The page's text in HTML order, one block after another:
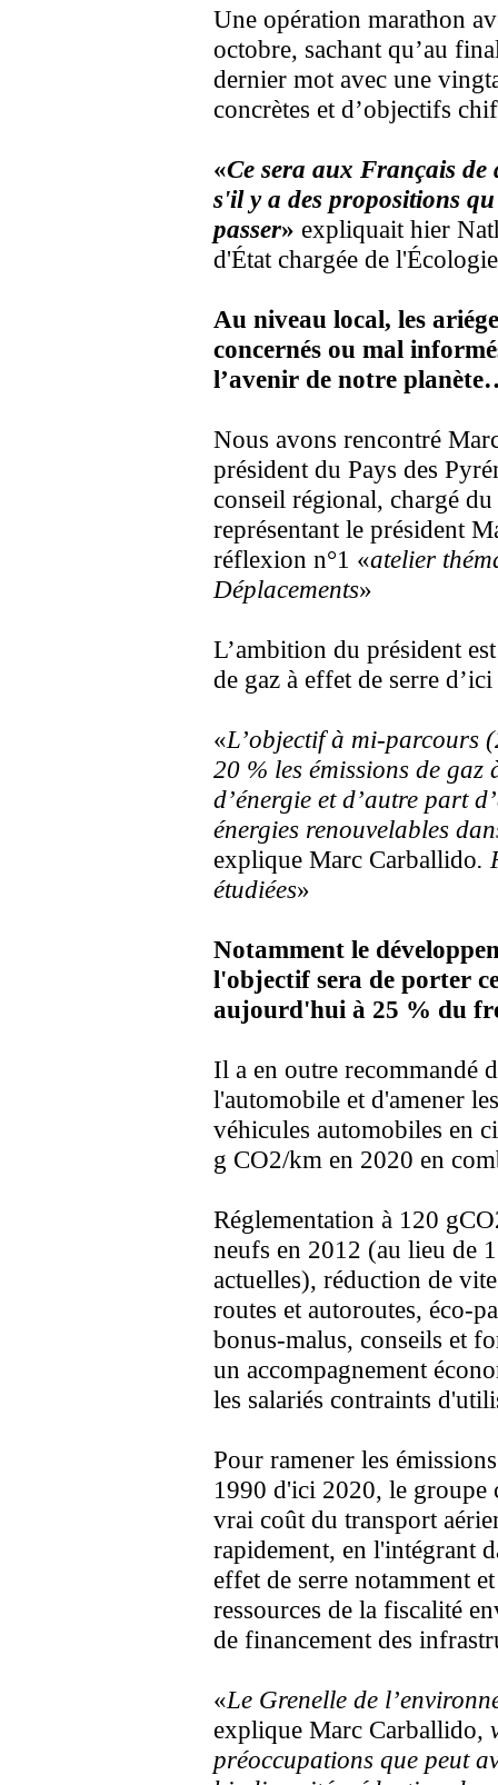
Une opération marathon
octobre, sachant qu’au
dernier mot avec une
concrètes et d’objectifs
«Ce sera aux Français
s'il y a des propositions
passer» expliquait hier
d'État chargée de
Au niveau local, les
concernés ou mal
l’avenir de notre
Nous avons rencontré
président du Pays des
conseil régional, chargé
représentant le président
réflexion n°1 «atelier
Déplacements»
L’ambition du président
de gaz à effet de serre
«L’objectif à mi-parcours
20 % les émissions de
d’énergie et d’autre part
énergies renouvelables
explique Marc Carballido.
étudiées»
Notamment le
l'objectif sera de porter
aujourd'hui à 25 % du
Il a en outre recommandé
l'automobile et d'amener
véhicules automobiles en
g CO2/km en 2020 en
Réglementation à 120
neufs en 2012 (au lieu de
actuelles), réduction de
routes et autoroutes, éco-
bonus-malus, conseils et
un accompagnement
les salariés contraints
Pour ramener les
1990 d'ici 2020, le groupe
vrai coût du transport
rapidement, en l'intégrant
effet de serre notamment
ressources de la fiscalité
de financement des
«Le Grenelle de
explique Marc Carballido,
préoccupations que peut